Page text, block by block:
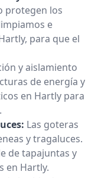
protegen los
e
para que el
y aislamiento
de energía y
en Hartly para
Las goteras
y tragaluces.
de tapajuntas y
en Hartly.